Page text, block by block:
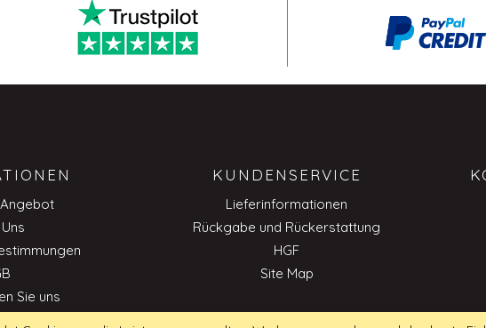
Sie uns
KUNDENSERVICE
Lieferinformationen
Rückgabe und Rückerstattung
HGF
Site Map